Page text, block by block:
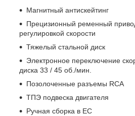
Магнитный антискейтинг
Прецизионный ременный
регулировкой скорости
Тяжелый стальной диск
Электронное переключение
диска 33 / 45 об./мин.
Позолоченные разъемы RCA
ТПЭ подвеска двигателя
Ручная сборка в ЕС